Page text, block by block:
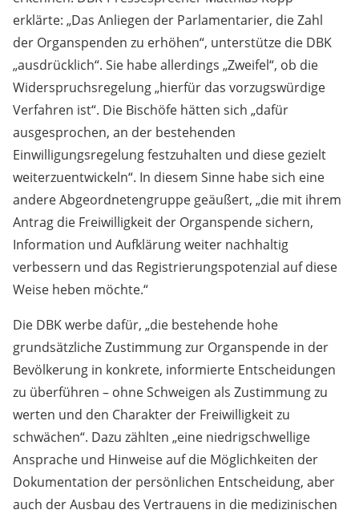
erklärte: „Das Anliegen der Parlamentarier, die Zahl
der Organspenden zu erhöhen“, unterstütze die DBK
„ausdrücklich“. Sie habe allerdings „Zweifel“, ob die
Widerspruchsregelung „hierfür das vorzugswürdige
Verfahren ist“. Die Bischöfe hätten sich „dafür
ausgesprochen, an der bestehenden
Einwilligungsregelung festzuhalten und diese gezielt
weiterzuentwickeln“. In diesem Sinne habe sich eine
andere Abgeordnetengruppe geäußert, „die mit ihrem
Antrag die Freiwilligkeit der Organspende sichern,
Information und Aufklärung weiter nachhaltig
verbessern und das Registrierungspotenzial auf diese
Weise heben möchte.“
Die DBK werbe dafür, „die bestehende hohe
grundsätzliche Zustimmung zur Organspende in der
Bevölkerung in konkrete, informierte Entscheidungen
zu überführen – ohne Schweigen als Zustimmung zu
werten und den Charakter der Freiwilligkeit zu
schwächen“. Dazu zählten „eine niedrigschwellige
Ansprache und Hinweise auf die Möglichkeiten der
Dokumentation der persönlichen Entscheidung, aber
auch der Ausbau des Vertrauens in die medizinischen